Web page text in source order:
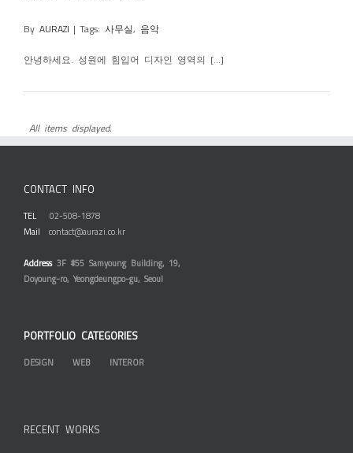
By AURAZI | Tags: 사무실 음악
안녕하세요. 성원에 힘입어 디자인 영역의 [...]
All items displayed.
CONTACT INFO
TEL
02-508-1878
Mail
contact@aurazi.co.kr
Address 3F #55 Samyoung Building, 19,
Doyoung-ro, Yeongdeungpo-gu, Seoul
PORTFOLIO CATEGORIES
DESIGN WEB INTEROR
RECENT WORKS